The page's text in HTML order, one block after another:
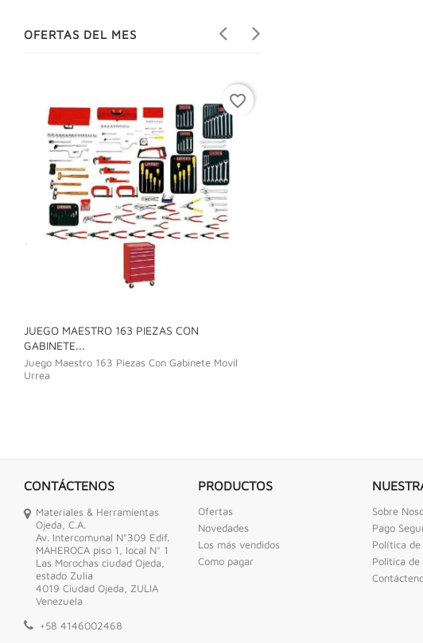
OFERTAS DEL MES
JUEGO MAESTRO 163 PIEZAS CON
GABINETE...
Juego Maestro 163 Piezas Con Gabinete Movil
Urrea
favorite_border
CONTÁCTENOS
Materiales & Herramientas
Ojeda, C.A.
Av. Intercomunal N°309 Edif.
MAHEROCA piso 1, local N° 1
Las Morochas ciudad Ojeda,
estado Zulia
4019 Ciudad Ojeda, ZULIA
Venezuela
+58 4146002468
PRODUCTOS
Ofertas
Novedades
Los más vendidos
Como pagar
Sobre
Pago
Política
Politica